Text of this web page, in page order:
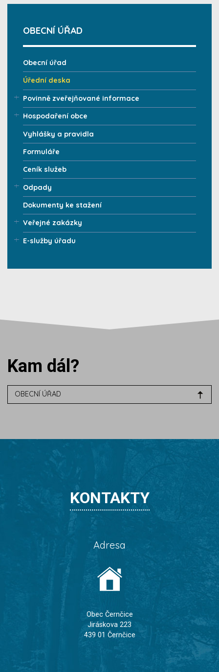
OBECNÍ ÚŘAD
Obecní úřad
Úřední deska
Povinně zveřejňované informace
Hospodaření obce
Vyhlášky a pravidla
Formuláře
Ceník služeb
Odpady
Dokumenty ke stažení
Veřejné zakázky
E-služby úřadu
Kam dál?
OBECNÍ ÚŘAD
KONTAKTY
Adresa
Obec Černčice
Jiráskova 223
439 01 Černčice